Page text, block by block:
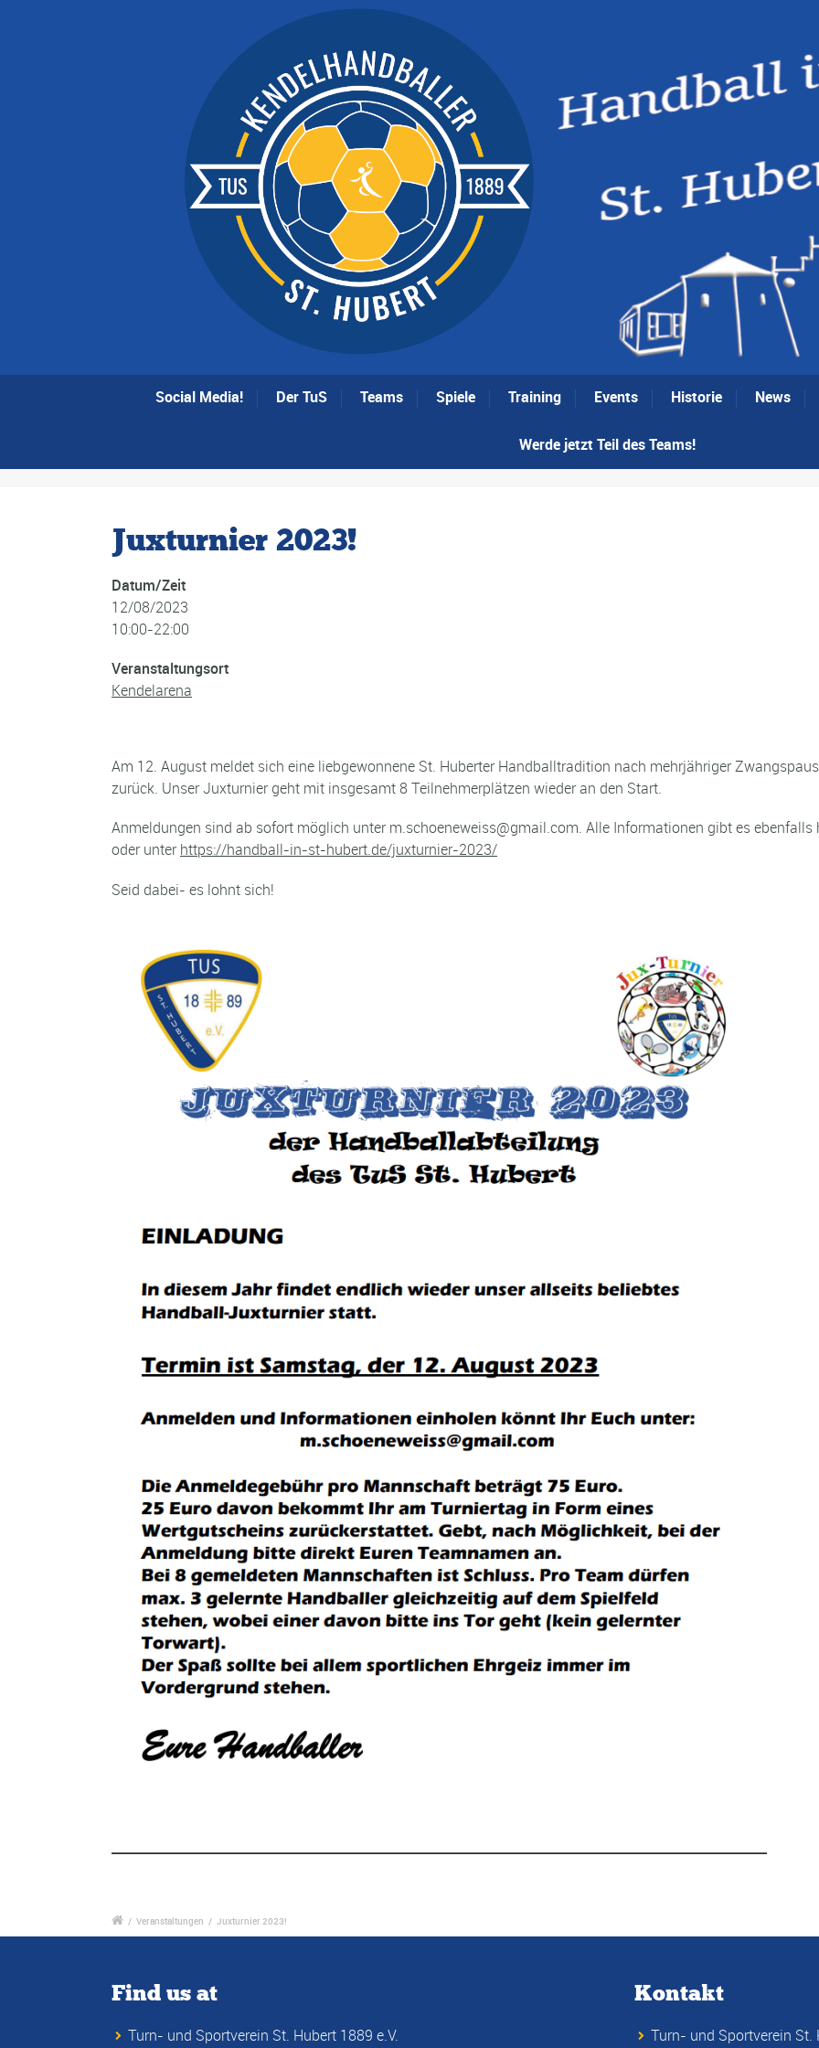
Social Media! Der TuS Teams Spiele Training Events Historie News
Werde jetzt Teil des Teams!
Juxturnier 2023!
Datum/Zeit
12/08/2023
10:00-22:00
Veranstaltungsort
Kendelarena
Am 12. August meldet sich eine liebgewonnene St. Huberter Handballtradition nach mehrjähriger
zurück. Unser Juxturnier geht mit insgesamt 8 Teilnehmerplätzen wieder an den Start.
Anmeldungen sind ab sofort möglich unter m.schoeneweiss@gmail.com. Alle Informationen gibt es ebenfalls
oder unterhttps://handball-in-st-hubert.de/juxturnier-2023/
Seid dabei- es lohnt sich!
/ Veranstaltungen / Juxturnier 2023!
Find us at
Turn- und Sportverein St. Hubert 1889 e.V.
Kontakt
Turn- und Sportverein St.